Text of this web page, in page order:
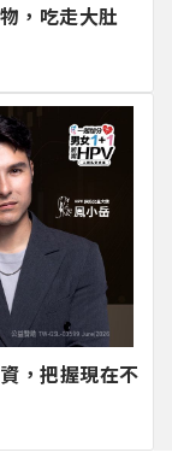
，吃走大肚
，把握現在不